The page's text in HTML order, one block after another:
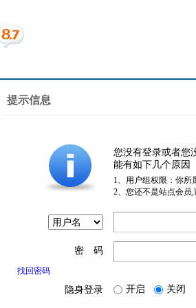
提示信息
您没有登录或者您
能有如下几个原因
1、用户组权限：你所
2、您还不是站点会员
密 码
找回密码
隐身登录 开启 关闭